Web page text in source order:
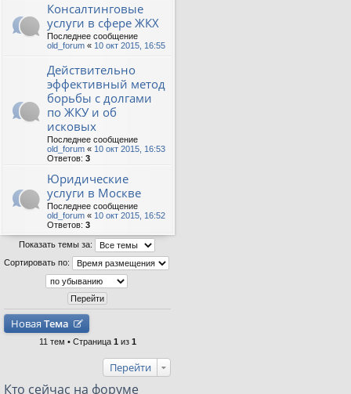
Консалтинговые
услуги в сфере ЖКХ
Последнее сообщение
old_forum « 10 окт 2015, 16:55
Действительно
эффективный метод
борьбы с долгами
по ЖКУ и об
исковых
Последнее сообщение
old_forum « 10 окт 2015, 16:53
Ответов: 3
Юридические
услуги в Москве
Последнее сообщение
old_forum « 10 окт 2015, 16:52
Ответов: 3
Показать темы за:
Сортировать по:
Новая Тема
11 тем • Страница 1 из 1
Перейти
Кто сейчас на форуме